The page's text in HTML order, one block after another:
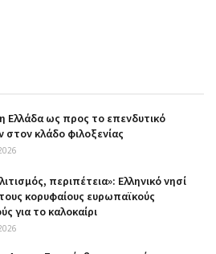
Ελλάδα ως προς το επενδυτικό
στον κλάδο φιλοξενίας
περιπέτεια»: Ελληνικό νησί
κορυφαίους ευρωπαϊκούς
για το καλοκαίρι